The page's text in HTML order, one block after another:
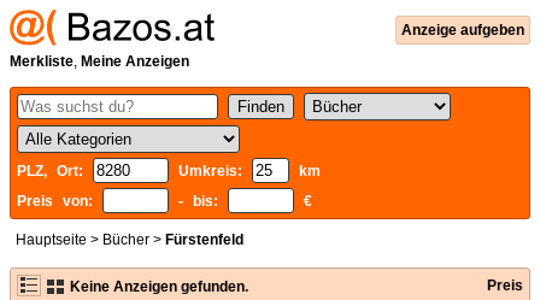
Anzeige aufgeben
Merkliste, Meine Anzeigen
PLZ, Ort: Umkreis:
km
Preis von:
- bis: €
Hauptseite > Bücher > Fürstenfeld
Keine Anzeigen gefunden. Preis